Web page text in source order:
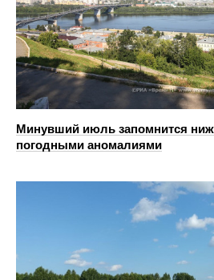
Минувший июль запомнится
погодными аномалиями